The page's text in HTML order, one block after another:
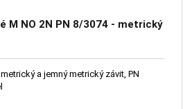
M NO 2N PN 8/3074 - metrický
a jemný metrický závit, PN